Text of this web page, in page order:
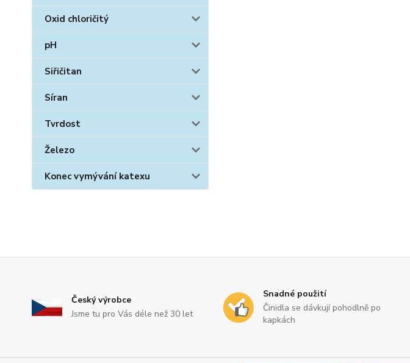
Oxid chloričitý
pH
Siřičitan
Síran
Tvrdost
Železo
Konec vymývání katexu
Český výrobce
Jsme tu pro Vás déle než 30 let
Snadné použití
Činidla se dávkují pohodlně po
kapkách